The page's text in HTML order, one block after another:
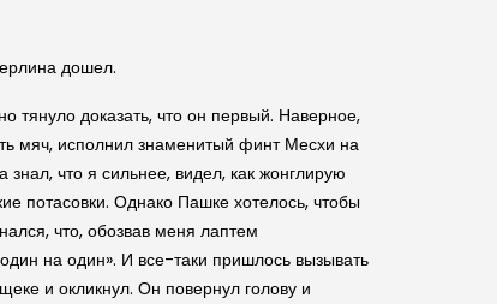
дошел.
тянуло доказать, что он первый. Наверное,
мяч, исполнил знаменитый финт Месхи на
что я сильнее, видел, как жонглирую
потасовки. Однако Пашке хотелось, чтобы
что, обозвав меня лаптем
на один». И все-таки пришлось вызывать
и окликнул. Он повернул голову и